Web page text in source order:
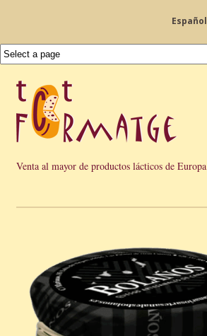
Español
Venta al mayor de productos lácticos de Europa